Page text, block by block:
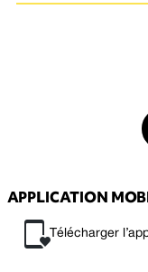
APPLICATION
Télécharger